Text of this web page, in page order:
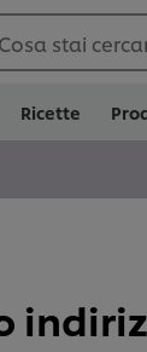
Cosa stai
Ricette